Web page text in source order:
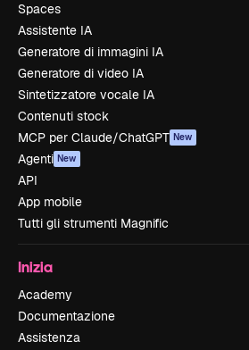
Spaces
Assistente IA
Generatore di immagini IA
Generatore di video IA
Sintetizzatore vocale IA
Contenuti stock
MCP per Claude/ChatGPT New
Agenti New
API
App mobile
Tutti gli strumenti Magnific
Inizia
Academy
Documentazione
Assistenza